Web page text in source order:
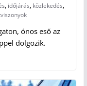
, időjárás, közlekedés,
ónos eső az
dolgozik.